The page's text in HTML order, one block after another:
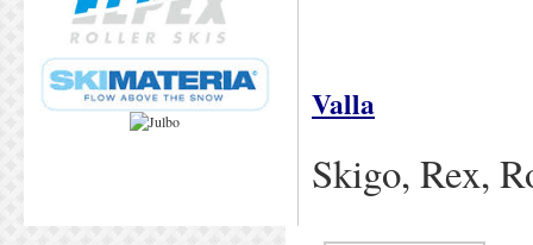
Valla
Skigo,